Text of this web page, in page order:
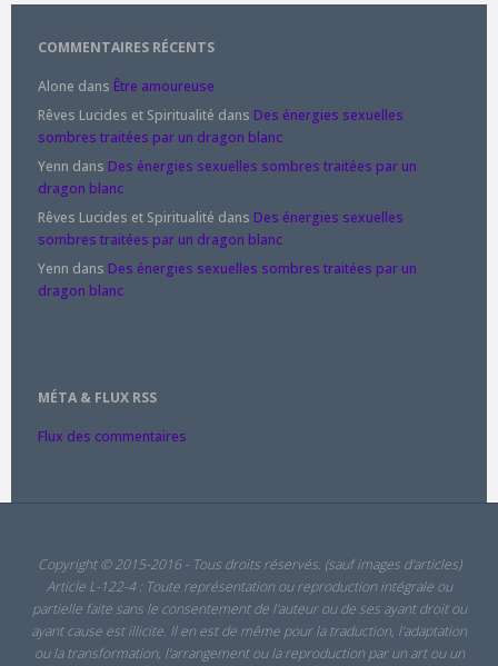
COMMENTAIRES RÉCENTS
Alone dans Être amoureuse
Rêves Lucides et Spiritualité dans Des énergies sexuelles
sombres traitées par un dragon blanc
Yenn dans Des énergies sexuelles sombres traitées par un
dragon blanc
Rêves Lucides et Spiritualité dans Des énergies sexuelles
sombres traitées par un dragon blanc
Yenn dans Des énergies sexuelles sombres traitées par un
dragon blanc
MÉTA & FLUX RSS
Flux des commentaires
Copyright © 2015-2016 - Tous droits réservés. (sauf images d'articles)
Article L-122-4 : Toute représentation ou reproduction intégrale ou
partielle faite sans le consentement de l'auteur ou de ses ayant droit ou
ayant cause est illicite. Il en est de même pour la traduction, l'adaptation
ou la transformation, l'arrangement ou la reproduction par un art ou un